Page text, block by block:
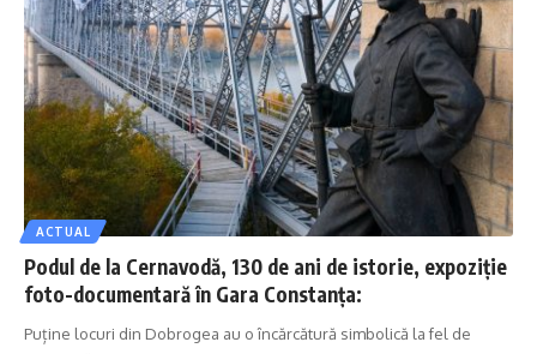
ACTUAL
Podul de la Cernavodă, 130 de ani de istorie, expoziție
foto-documentară în Gara Constanța:
Puține locuri din Dobrogea au o încărcătură simbolică la fel de